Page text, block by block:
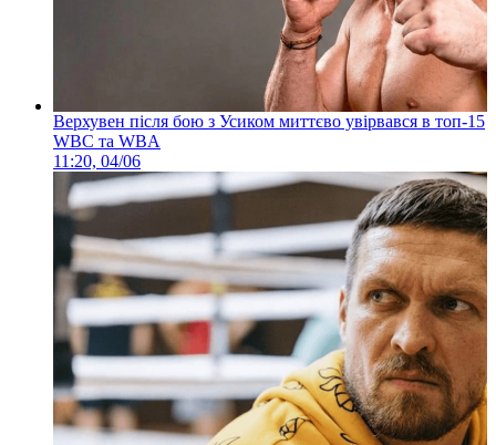
Верхувен після бою з Усиком миттєво увірвався в топ-15
WBC та WBA
11:20, 04/06